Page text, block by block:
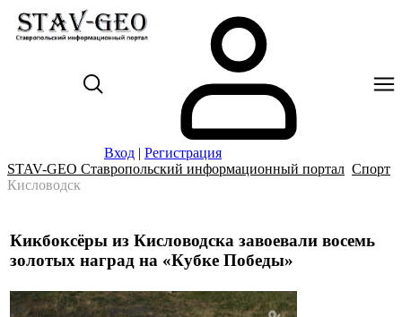
Вход | Регистрация
STAV-GEO Ставропольский информационный портал Спорт
Кисловодск
Кикбоксёры из Кисловодска завоевали восемь
золотых наград на «Кубке Победы»